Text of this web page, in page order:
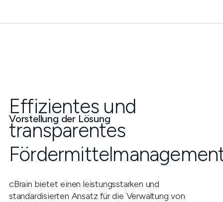
Vorstellung der Lösung
Effizientes und
transparentes
cBrain bietet einen leistungsstarken und
standardisierten Ansatz für die Verwaltung von